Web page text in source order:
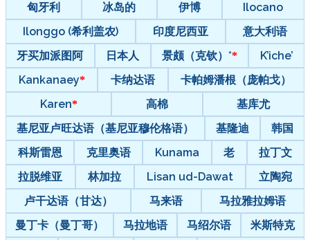
匈牙利
冰岛的 伊博
Ilocano
Ilonggo (希利盖农)
印度尼西亚
意大利语
牙买加派图阿
日本人 景颇（克钦）*
K’iche’
Kankanaey
卡纳达语
卡帕姆潘根（庞帕戈）
Karen
高棉
基库尤
基尼亚卢旺达语（基尼亚穆伦格语）
基隆迪
韩国
科斯雷恩
克里奥语 Kunama 老
拉丁文
拉脱维亚
林加拉 Lisan ud-Dawat
立陶宛
卢干达语（甘达）
马来语
马拉雅拉姆语
曼丁卡（曼丁哥）
马拉地语 马绍尔语
米斯特克